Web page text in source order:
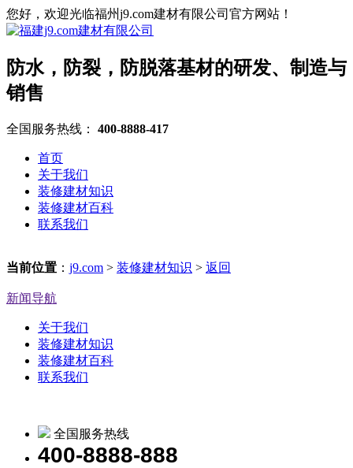
您好，欢迎光临福州j9.com建材有限公司官方网站！
防水，防裂，防脱落基材的研发、制造与
销售
全国服务热线： 400-8888-417
首页
关于我们
装修建材知识
装修建材百科
联系我们
当前位置 ： j9.com > 装修建材知识 > 返回
新闻导航
关于我们
装修建材知识
装修建材百科
联系我们
全国服务热线
400-8888-888